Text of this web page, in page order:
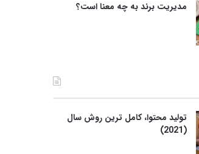
مدیریت برند به چه معنا است؟
توليد محتوا، کامل ترین روش سال
(2021)